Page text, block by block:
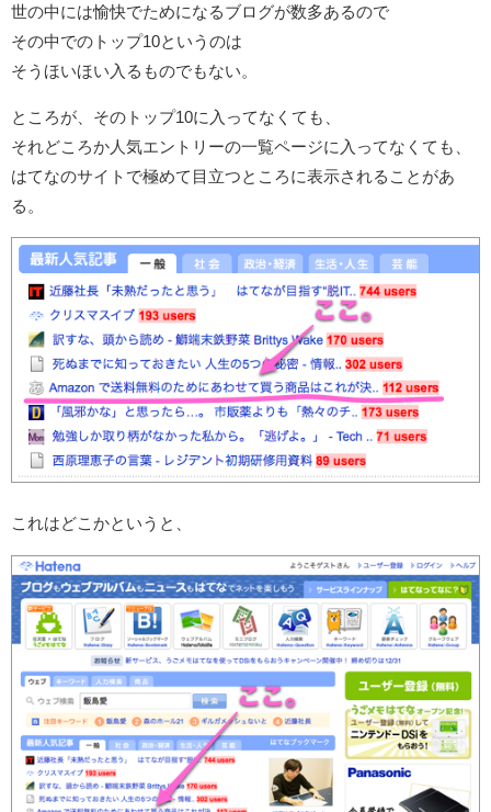
世の中には愉快でためになるブログが数多あるので
その中でのトップ10というのは
そうほいほい入るものでもない。
ところが、そのトップ10に入ってなくても、
それどころか人気エントリーの一覧ページに入ってなくても、
はてなのサイトで極めて目立つところに表示されることがあ
る。
これはどこかというと、